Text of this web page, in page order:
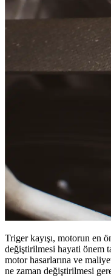
Triger kayışı, motorun en
değiştirilmesi hayati önem
motor hasarlarına ve
ne zaman değiştirilmesi